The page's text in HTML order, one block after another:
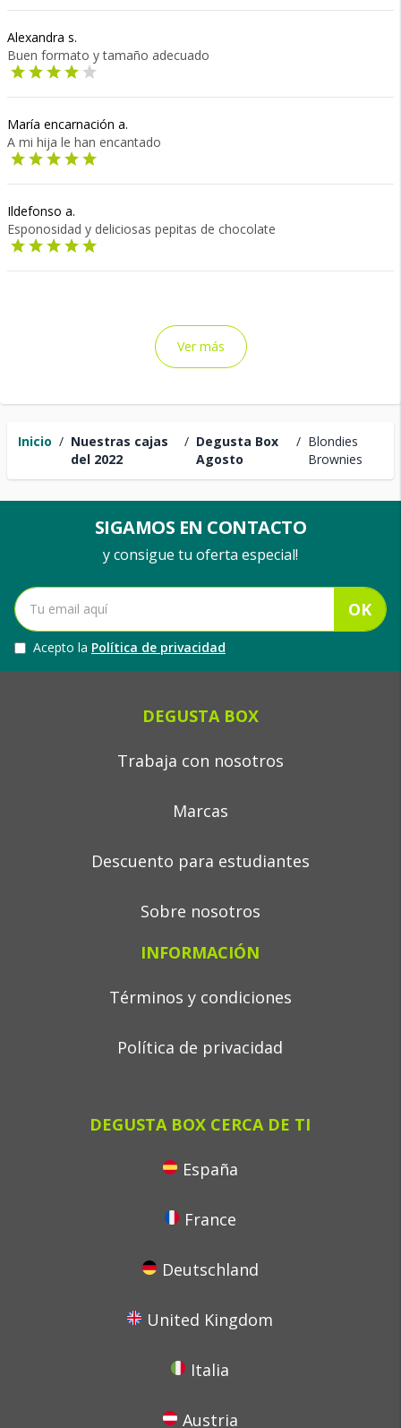
Inicio / Nuestras cajas
del 2022
/ Degusta Box
Agosto
/ Blondies
Brownies
Alexandra s.
Buen formato y tamaño adecuado
María encarnación a.
A mi hija le han encantado
Ildefonso a.
Esponosidad y deliciosas pepitas de chocolate
Ver más
SIGAMOS EN CONTACTO
y consigue tu oferta especial!
OK
Acepto la Política de privacidad
DEGUSTA BOX
Trabaja con nosotros
Marcas
Descuento para estudiantes
Sobre nosotros
INFORMACIÓN
Términos y condiciones
Política de privacidad
DEGUSTA BOX CERCA DE TI
España
France
Deutschland
United Kingdom
Italia
Austria